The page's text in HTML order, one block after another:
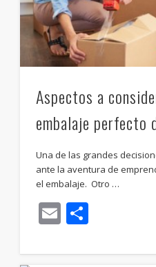
Aspectos a
embalaje perfecto
Una de las grandes
ante la aventura de
el embalaje. Otro …
Email